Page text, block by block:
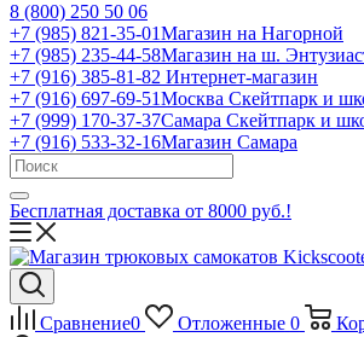
8 (800) 250 50 06
+7 (985) 821-35-01Магазин на Нагорной
+7 (985) 235-44-58Магазин на ш.
+7 (916) 385-81-82 Интернет-магазин
+7 (916) 697-69-51Москва Скейтпарк и
+7 (999) 170-37-37Самара Скейтпарк и
+7 (916) 533-32-16Магазин Самара
Бесплатная доставка от 8000 руб.!
Сравнение0 Отложенные 0